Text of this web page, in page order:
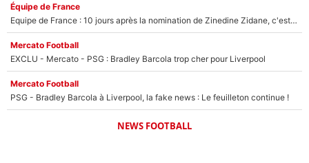
Équipe de France
Equipe de France : 10 jours après la nomination de Zinedine Zidane, c'est au tour de son fils de prendre un nouveau départ !
Mercato Football
EXCLU - Mercato - PSG : Bradley Barcola trop cher pour Liverpool
Mercato Football
PSG - Bradley Barcola à Liverpool, la fake news : Le feuilleton continue !
NEWS FOOTBALL